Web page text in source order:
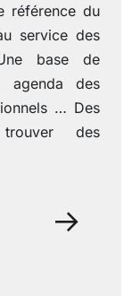
référence du
service des
base de
des
… Des
des